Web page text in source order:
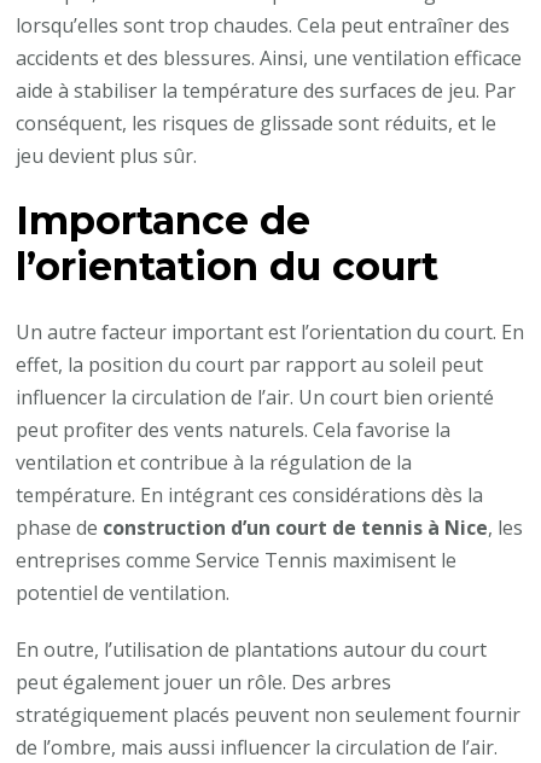
lorsqu’elles sont trop chaudes. Cela peut entraîner des
accidents et des blessures. Ainsi, une ventilation efficace
aide à stabiliser la température des surfaces de jeu. Par
conséquent, les risques de glissade sont réduits, et le
jeu devient plus sûr.
Importance de
l’orientation du court
Un autre facteur important est l’orientation du court. En
effet, la position du court par rapport au soleil peut
influencer la circulation de l’air. Un court bien orienté
peut profiter des vents naturels. Cela favorise la
ventilation et contribue à la régulation de la
température. En intégrant ces considérations dès la
phase de construction d’un court de tennis à Nice, les
entreprises comme Service Tennis maximisent le
potentiel de ventilation.
En outre, l’utilisation de plantations autour du court
peut également jouer un rôle. Des arbres
stratégiquement placés peuvent non seulement fournir
de l’ombre, mais aussi influencer la circulation de l’air.